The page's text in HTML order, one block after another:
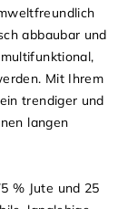
abbaubar und
Mit Ihrem
trendiger und
langen
% Jute und 25